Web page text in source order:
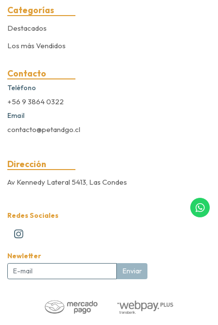
Categorías
Destacados
Los más Vendidos
Contacto
Teléfono
+56 9 3864 0322
Email
contacto@petandgo.cl
Dirección
Av Kennedy Lateral 5413, Las Condes
Redes Sociales
Newletter
Enviar